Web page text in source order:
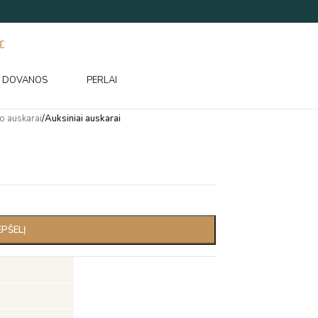
DOVANOS PERLAI
auskarai/Auksiniai auskarai